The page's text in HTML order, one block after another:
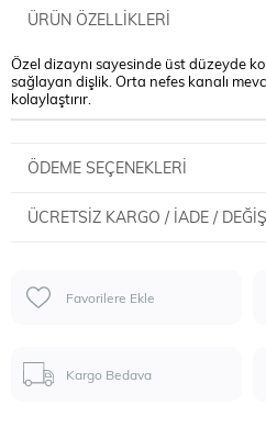
ÜRÜN ÖZELLIKLERI
Özel dizaynı sayesinde üst düzeyde
sağlayan dişlik. Orta nefes kanalı
kolaylaştırır.
ÖDEME SEÇENEKLERI
ÜCRETSIZ KARGO / İADE /
Favorilere Ekle
Kargo Bedava